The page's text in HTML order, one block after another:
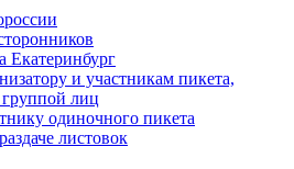
и участникам пикета,
лиц
одиночного пикета
листовок